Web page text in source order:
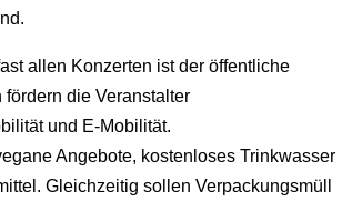
allen Konzerten ist der öffentliche
die Veranstalter
und E-Mobilität.
Angebote, kostenloses Trinkwasser
Gleichzeitig sollen Verpackungsmüll